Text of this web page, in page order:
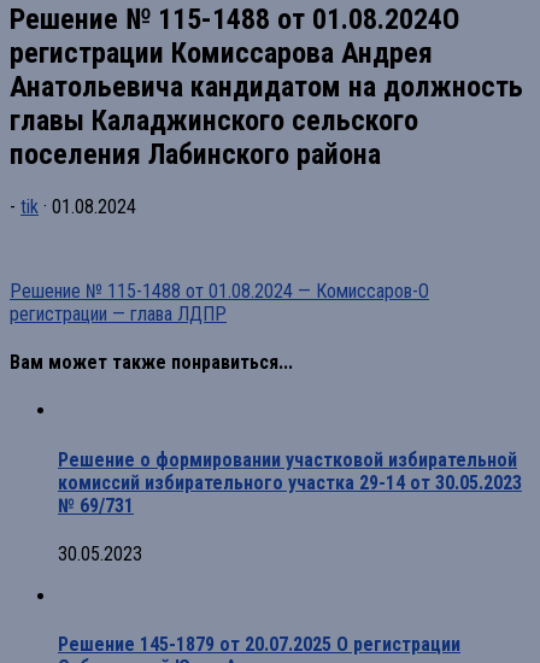
Решение № 115-1488 от 01.08.2024О
регистрации Комиссарова Андрея
Анатольевича кандидатом на должность
главы Каладжинского сельского
поселения Лабинского района
- tik · 01.08.2024
Решение № 115-1488 от 01.08.2024 — Комиссаров-О
регистрации — глава ЛДПР
Вам может также понравиться...
Решение о формировании участковой избирательной
комиссий избирательного участка 29-14 от 30.05.2023
№ 69/731
30.05.2023
Решение 145-1879 от 20.07.2025 О регистрации